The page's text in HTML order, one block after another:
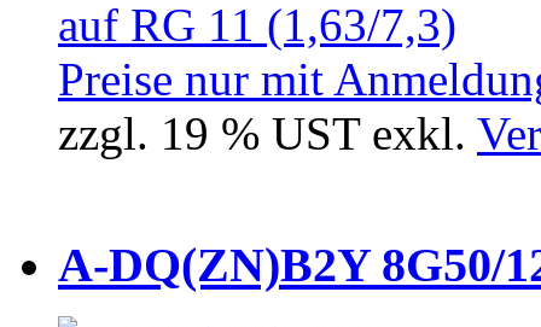
Preise nur mit
zzgl. 19 % UST exkl.
A-DQ(ZN)B2Y 8G50/